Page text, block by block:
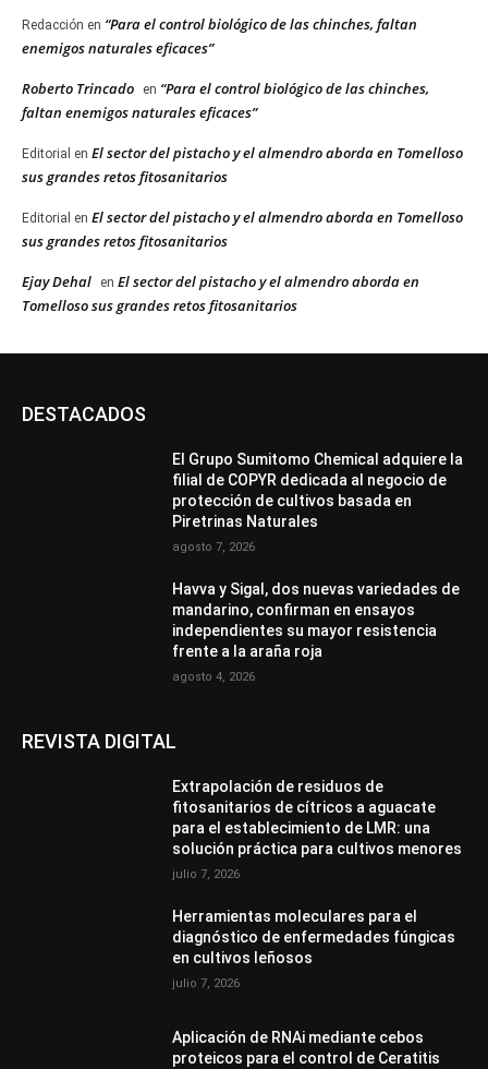
Redacción en “Para el control biológico de las chinches, faltan
enemigos naturales eficaces”
Roberto Trincado en “Para el control biológico de las chinches,
faltan enemigos naturales eficaces”
Editorial en El sector del pistacho y el almendro aborda en Tomelloso
sus grandes retos fitosanitarios
Editorial en El sector del pistacho y el almendro aborda en Tomelloso
sus grandes retos fitosanitarios
Ejay Dehal en El sector del pistacho y el almendro aborda en
Tomelloso sus grandes retos fitosanitarios
DESTACADOS
El Grupo Sumitomo Chemical adquiere la
filial de COPYR dedicada al negocio de
protección de cultivos basada en
Piretrinas Naturales
agosto 7, 2026
Havva y Sigal, dos nuevas variedades de
mandarino, confirman en ensayos
independientes su mayor resistencia
frente a la araña roja
agosto 4, 2026
REVISTA DIGITAL
Extrapolación de residuos de
fitosanitarios de cítricos a aguacate
para el establecimiento de LMR: una
solución práctica para cultivos menores
julio 7, 2026
Herramientas moleculares para el
diagnóstico de enfermedades fúngicas
en cultivos leñosos
julio 7, 2026
Aplicación de RNAi mediante cebos
proteicos para el control de Ceratitis